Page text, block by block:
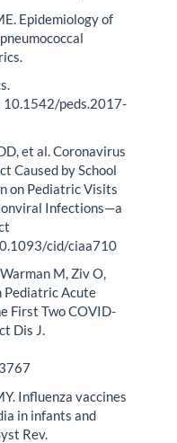
Epidemiology of
peds.2017-
et al. Coronavirus
Caused by School
on Pediatric Visits
Infections—a
cid/ciaa710
M, Ziv O,
Pediatric Acute
First Two COVID-
Dis J.
Influenza vaccines
in infants and
Rev.